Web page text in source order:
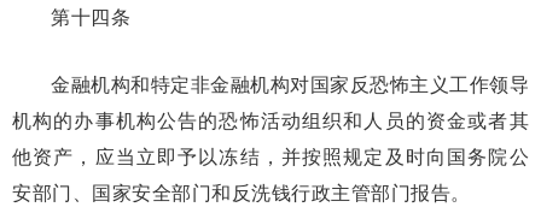
第十四条
金融机构和特定非金融机构对国家反恐怖主义工作领导
机构的办事机构公告的恐怖活动组织和人员的资金或者其
他资产，应当立即予以冻结，并按照规定及时向国务院公
安部门、国家安全部门和反洗钱行政主管部门报告。